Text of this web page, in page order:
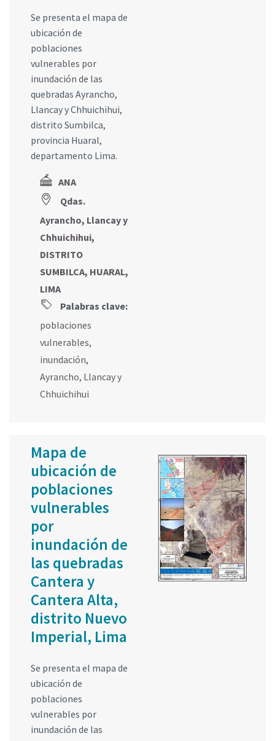
Se presenta el mapa de
ubicación de
poblaciones
vulnerables por
inundación de las
quebradas Ayrancho,
Llancay y Chhuichihui,
distrito Sumbilca,
provincia Huaral,
departamento Lima.
ANA
Qdas.
Ayrancho, Llancay y
Chhuichihui,
DISTRITO
SUMBILCA, HUARAL,
LIMA
Palabras clave:
poblaciones
vulnerables,
inundación,
Ayrancho, Llancay y
Chhuichihui
Mapa de
ubicación de
poblaciones
vulnerables
por
inundación de
las quebradas
Cantera y
Cantera Alta,
distrito Nuevo
Imperial, Lima
Se presenta el mapa de
ubicación de
poblaciones
vulnerables por
inundación de las